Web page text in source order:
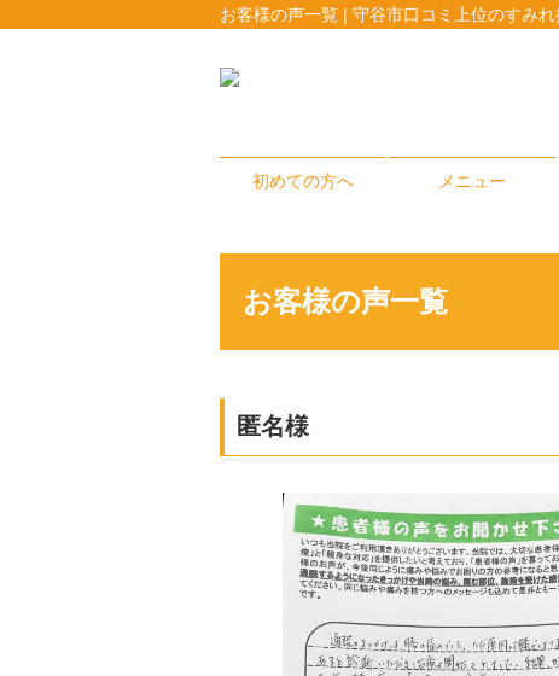
お客様の声一覧 | 守谷市口コミ上位のすみ
初めての方へ メニュー
お客様の声一覧
匿名様